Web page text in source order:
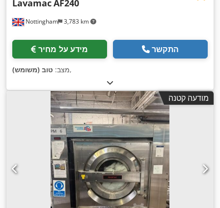
Nottingham 3,783 km
LavamacAF240
מידע על מחיר התקשר
מצב: טוב (משומש) ,
מודעה קטנה